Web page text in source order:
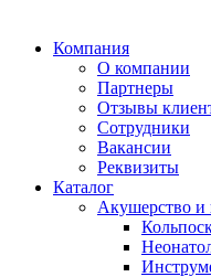
Компания
О компании
Партнеры
Отзывы
Сотрудники
Вакансии
Реквизиты
Каталог
Акушерство и